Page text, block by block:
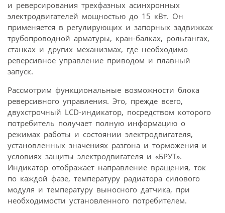
и реверсирования трехфазных асинхронных
электродвигателей мощностью до 15 кВт. Он
применяется в регулирующих и запорных задвижках
трубопроводной арматуры, кран-балках, рольгангах,
станках и других механизмах, где необходимо
реверсивное управление приводом и плавный
запуск.
Рассмотрим функциональные возможности блока
реверсивного управления. Это, прежде всего,
двухстрочный LCD-индикатор, посредством которого
потребитель получает полную информацию о
режимах работы и состоянии электродвигателя,
установленных значениях разгона и торможения и
условиях защиты электродвигателя и «БРУТ».
Индикатор отображает направление вращения, ток
по каждой фазе, температуру радиатора силового
модуля и температуру выносного датчика, при
необходимости установленного потребителем.